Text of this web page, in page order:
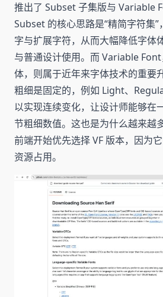
推出了 Subset 子集版与 Variable
Subset 的核心思路是“精简字符集
字与扩展字符，从而大幅降低字体
与普通设计使用。而 Variable Font
体，则属于近年来字体技术的重要
粗细是固定的，例如 Light、
以实现连续变化，让设计师能够在
节粗细数值。这也是为什么越来越
前端开始优先选择 VF 版本，因为
资源占用。